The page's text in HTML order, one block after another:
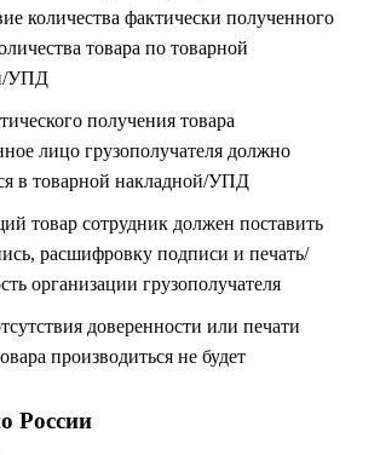
количества фактически полученного
товара по товарной
УПД
получения товара
лицо грузополучателя должно
в товарной накладной/УПД
товар сотрудник должен поставить
расшифровку подписи и печать/
организации грузополучателя
доверенности или печати
производиться не будет
России